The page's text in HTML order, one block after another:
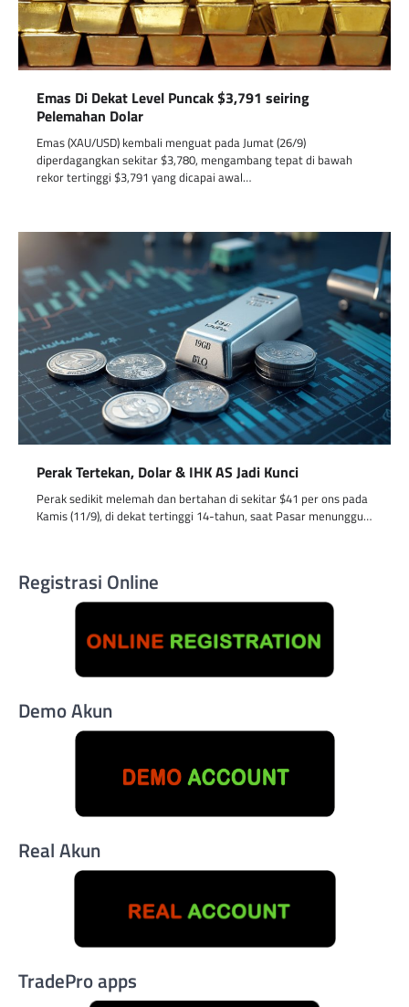
Emas Di Dekat Level Puncak $3,791 seiring
Pelemahan Dolar
Emas (XAU/USD) kembali menguat pada Jumat (26/9)
diperdagangkan sekitar $3,780, mengambang tepat di bawah
rekor tertinggi $3,791 yang dicapai awal…
Perak Tertekan, Dolar & IHK AS Jadi Kunci
Perak sedikit melemah dan bertahan di sekitar $41 per ons pada
Kamis (11/9), di dekat tertinggi 14-tahun, saat Pasar menunggu…
Registrasi Online
Demo Akun
Real Akun
TradePro apps